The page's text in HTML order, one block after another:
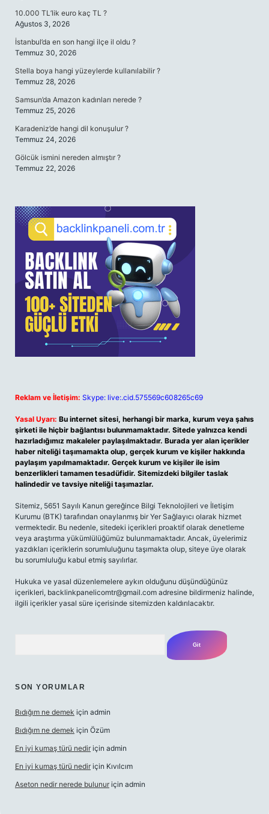
10.000 TL’lik euro kaç TL ?
Ağustos 3, 2026
İstanbul’da en son hangi ilçe il oldu ?
Temmuz 30, 2026
Stella boya hangi yüzeylerde kullanılabilir ?
Temmuz 28, 2026
Samsun’da Amazon kadınları nerede ?
Temmuz 25, 2026
Karadeniz’de hangi dil konuşulur ?
Temmuz 24, 2026
Gölcük ismini nereden almıştır ?
Temmuz 22, 2026
Reklam ve İletişim: Skype: live:.cid.575569c608265c69
Yasal Uyarı: Bu internet sitesi, herhangi bir marka, kurum veya şahıs
şirketi ile hiçbir bağlantısı bulunmamaktadır. Sitede yalnızca kendi
hazırladığımız makaleler paylaşılmaktadır. Burada yer alan içerikler
haber niteliği taşımamakta olup, gerçek kurum ve kişiler hakkında
paylaşım yapılmamaktadır. Gerçek kurum ve kişiler ile isim
benzerlikleri tamamen tesadüfidir. Sitemizdeki bilgiler taslak
halindedir ve tavsiye niteliği taşımazlar.
Sitemiz, 5651 Sayılı Kanun gereğince Bilgi Teknolojileri ve İletişim
Kurumu (BTK) tarafından onaylanmış bir Yer Sağlayıcı olarak hizmet
vermektedir. Bu nedenle, sitedeki içerikleri proaktif olarak denetleme
veya araştırma yükümlülüğümüz bulunmamaktadır. Ancak, üyelerimiz
yazdıkları içeriklerin sorumluluğunu taşımakta olup, siteye üye olarak
bu sorumluluğu kabul etmiş sayılırlar.
Hukuka ve yasal düzenlemelere aykırı olduğunu düşündüğünüz
içerikleri, backlinkpanelicomtr@gmail.com adresine bildirmeniz halinde,
ilgili içerikler yasal süre içerisinde sitemizden kaldırılacaktır.
SON YORUMLAR
Bıdığım ne demek için admin
Bıdığım ne demek için Özüm
En iyi kumaş türü nedir için admin
En iyi kumaş türü nedir için Kıvılcım
Aseton nedir nerede bulunur için admin